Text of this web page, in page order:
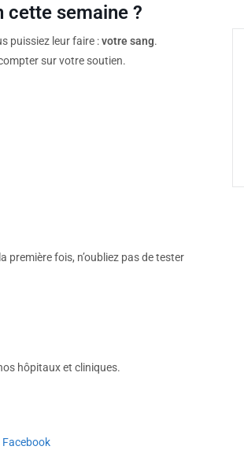
cette semaine ?
puissiez leur faire :votre sang.
sur votre soutien.
fois, n’oubliez pas de tester
hôpitaux et cliniques.
Facebook